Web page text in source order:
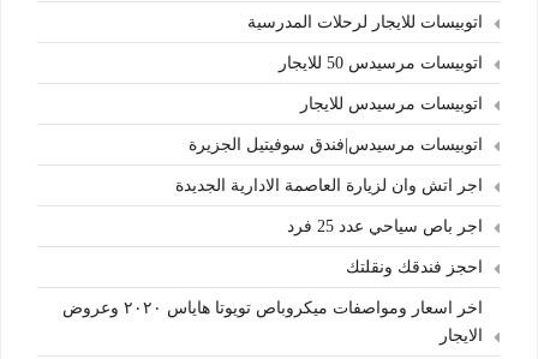
اتوبيسات للايجار لرحلات المدرسية
اتوبيسات مرسيدس 50 للايجار
اتوبيسات مرسيدس للايجار
اتوبيسات مرسيدس|فندق سوفيتيل الجزيرة
اجر اتش وان لزيارة العاصمة الادارية الجديدة
اجر باص سياحي عدد 25 فرد
احجز فندقك ونقلتك
اخر اسعار ومواصفات ميكروباص تويوتا هاياس ٢٠٢٠ وعروض
الايجار